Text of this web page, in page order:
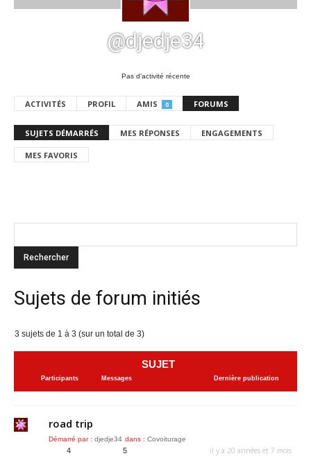
@djedje34
Pas d’activité récente
ACTIVITÉS PROFIL AMIS 0 FORUMS
SUJETS DÉMARRÉS MES RÉPONSES ENGAGEMENTS
MES FAVORIS
Sujets de forum initiés
3 sujets de 1 à 3 (sur un total de 3)
SUJET
Participants Messages Dernière publication
road trip
Démarré par : djedje34 dans : Covoiturage
4 5 il y a 20 années et 7 mois